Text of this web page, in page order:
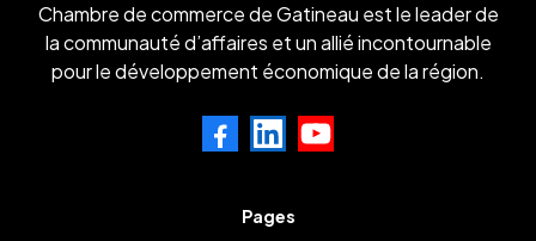
Chambre de commerce de Gatineau est le leader de
la communauté d’affaires et un allié incontournable
pour le développement économique de la région.
Pages